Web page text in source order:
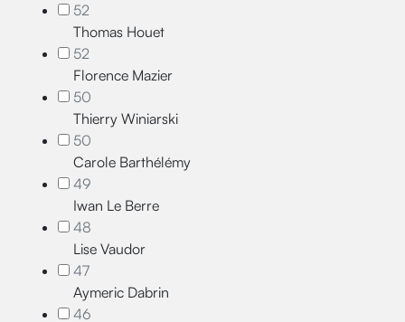
52
Thomas Houet
52
Florence Mazier
50
Thierry Winiarski
50
Carole Barthélémy
49
Iwan Le Berre
48
Lise Vaudor
47
Aymeric Dabrin
46